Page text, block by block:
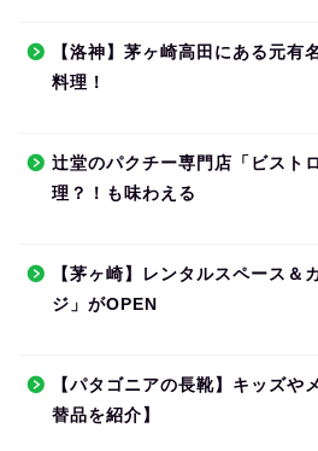
【洛神】茅ヶ崎高田にある元有
料理！
辻堂のパクチー専門店「ビスト
理？！も味わえる
【茅ヶ崎】レンタルスペース＆
ジ」がOPEN
【パタゴニアの長靴】キッズや
替品を紹介】